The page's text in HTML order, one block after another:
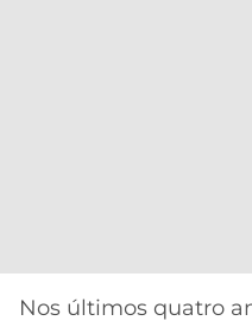
ONLINE
2026
GRÊMIO
LALIGA
Nos últimos quatro